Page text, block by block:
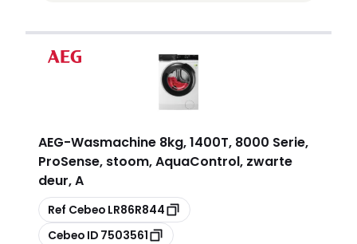
AEG-Wasmachine 8kg, 1400T, 8000 Serie,
ProSense, stoom, AquaControl, zwarte
deur, A
Kopiëren
Ref Cebeo LR86R844
Kopiëren
Cebeo ID 7503561